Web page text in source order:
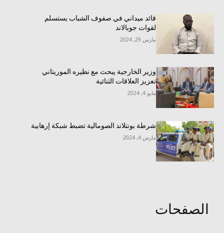
قائد ميداني في صفوف الشباب يستسلم
لقوات جوبالاند
مارس 29, 2024
وزير الخارجية يبحث مع نظيره الموريتاني
تعزيز العلاقات الثنائية
مايو 4, 2024
شرطة بونتلاند الصومالية تضبط شبكة إرهابية
مارس 4, 2024
الصفحات